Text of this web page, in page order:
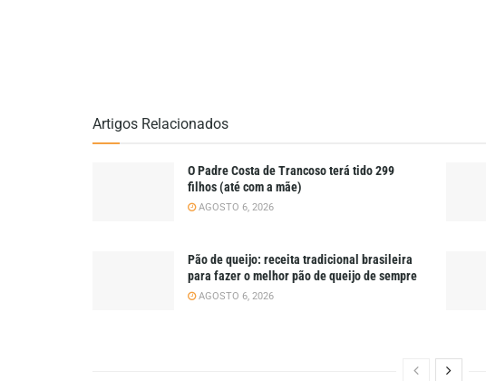
Artigos Relacionados
O Padre Costa de Trancoso terá tido 299
filhos (até com a mãe)
AGOSTO 6, 2026
Pão de queijo: receita tradicional brasileira
para fazer o melhor pão de queijo de sempre
AGOSTO 6, 2026